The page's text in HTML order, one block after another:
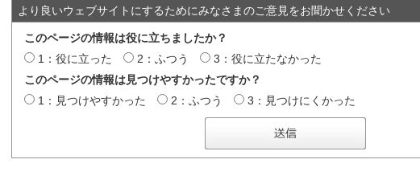
より良いウェブサイトにするためにみなさまのご意見をお聞かせください
このページの情報は役に立ちましたか？
1：役に立った
2：ふつう
3：役に立たなかった
このページの情報は見つけやすかったですか？
1：見つけやすかった
2：ふつう 3：見つけにくかった